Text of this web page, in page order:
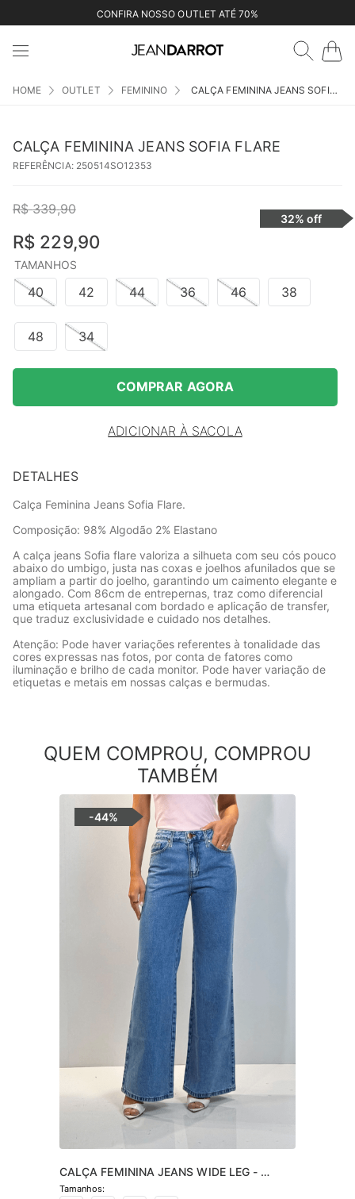
CONFIRA NOSSO OUTLET ATÉ 70%
OUTLET FEMININO CALÇA FEMININA JEANS SOFIA FLARE
CALÇA FEMININA JEANS SOFIA FLARE
REFERÊNCIA: 250514SO12353
R$ 339,90
R$ 229,90
32% off
TAMANHOS
40 42 44 36 46 38
48 34
COMPRAR AGORA
ADICIONAR À SACOLA
DETALHES
Calça Feminina Jeans Sofia Flare.
Composição: 98% Algodão 2% Elastano
A calça jeans Sofia flare valoriza a silhueta com seu cós pouco
abaixo do umbigo, justa nas coxas e joelhos afunilados que se
ampliam a partir do joelho, garantindo um caimento elegante e
alongado. Com 86cm de entrepernas, traz como diferencial
uma etiqueta artesanal com bordado e aplicação de transfer,
que traduz exclusividade e cuidado nos detalhes.
Atenção: Pode haver variações referentes à tonalidade das
cores expressas nas fotos, por conta de fatores como
iluminação e brilho de cada monitor. Pode haver variação de
etiquetas e metais em nossas calças e bermudas.
QUEM COMPROU, COMPROU
TAMBÉM
-44%
CALÇA FEMININA JEANS WIDE LEG -
JEANS CLARO